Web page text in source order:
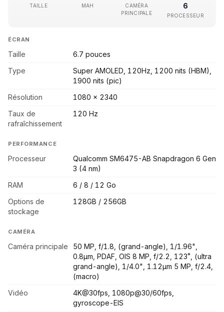
TAILLE MAH
CAMÉRA
PRINCIPALE
6
PROCESSEUR
ÉCRAN
Taille
6.7 pouces
Type
Super AMOLED, 120Hz, 1200 nits (HBM),
1900 nits (pic)
Résolution
1080 x 2340
Taux de
rafraîchissement
120 Hz
PERFORMANCE
Processeur
Qualcomm SM6475-AB Snapdragon 6 Gen
3 (4 nm)
RAM
6 / 8 / 12 Go
Options de
stockage
128GB / 256GB
CAMÉRA
Caméra principale
50 MP, f/1.8, (grand-angle), 1/1.96",
0.8µm, PDAF, OIS 8 MP, f/2.2, 123˚, (ultra
grand-angle), 1/4.0", 1.12µm 5 MP, f/2.4,
(macro)
Vidéo
4K@30fps, 1080p@30/60fps,
gyroscope-EIS